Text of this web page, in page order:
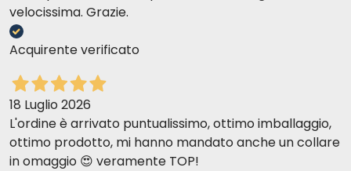
velocissima. Grazie.
Acquirente verificato
18 Luglio 2026
L'ordine è arrivato puntualissimo, ottimo imballaggio,
ottimo prodotto, mi hanno mandato anche un collare
in omaggio 😍 veramente TOP!